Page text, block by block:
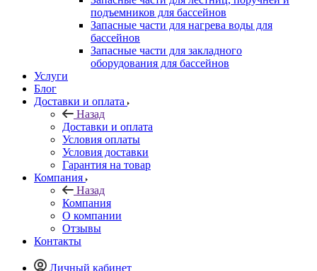
подъемников для бассейнов
Запасные части для нагрева воды для
бассейнов
Запасные части для закладного
оборудования для бассейнов
Услуги
Блог
Доставки и оплата
Назад
Доставки и оплата
Условия оплаты
Условия доставки
Гарантия на товар
Компания
Назад
Компания
О компании
Отзывы
Контакты
Личный кабинет